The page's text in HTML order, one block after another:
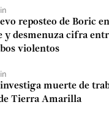
reposteo de Boric
y desmenuza cifra
violentos
muerte de
Tierra Amarilla